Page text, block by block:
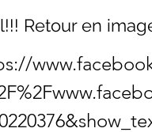
Retour en